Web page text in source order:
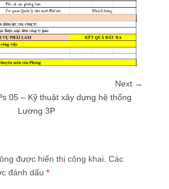
Next →
05 – Kỹ thuật xây dựng hệ thống
Lương 3P
được hiển thị công khai. Các
đánh dấu *